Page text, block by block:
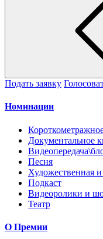
Подать заявку
Номинации
Документальное
Песня
Художественная и
Подкаст
Видеоролики и
Театр
О Премии